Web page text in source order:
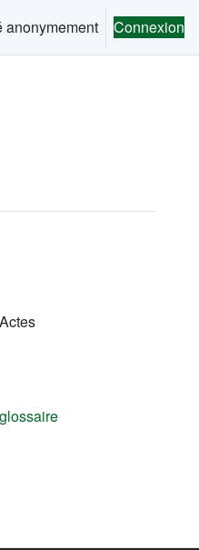
recherche
anonymement Connexion